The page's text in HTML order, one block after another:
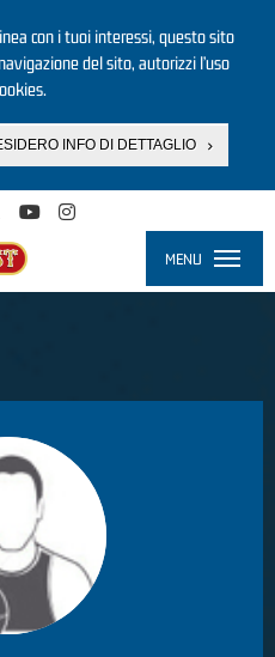
con i tuoi interessi, questo sito
del sito, autorizzi l’uso
INFO DI DETTAGLIO
MENU